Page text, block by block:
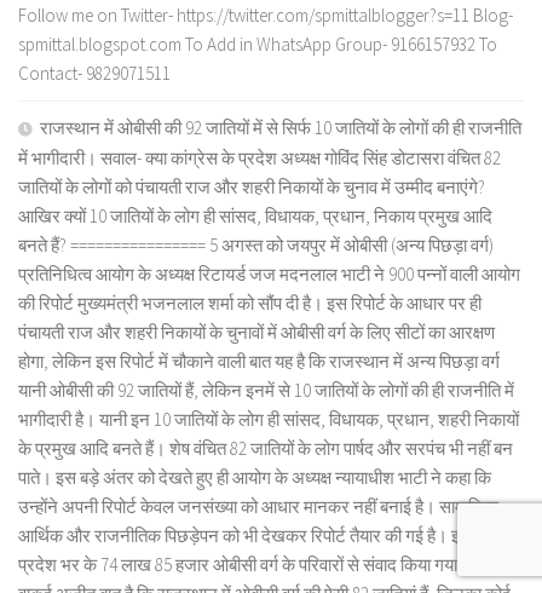
Follow me on Twitter- https://twitter.com/spmittalblogger?s=11 Blog-
spmittal.blogspot.com To Add in WhatsApp Group- 9166157932 To
Contact- 9829071511
राजस्थान में ओबीसी की 92 जातियों में से सिर्फ 10 जातियों के लोगों की ही राजनीति
में भागीदारी। सवाल- क्या कांग्रेस के प्रदेश अध्यक्ष गोविंद सिंह डोटासरा वंचित 82
जातियों के लोगों को पंचायती राज और शहरी निकायों के चुनाव में उम्मीद बनाएंगे?
आखिर क्यों 10 जातियों के लोग ही सांसद, विधायक, प्रधान, निकाय प्रमुख आदि
बनते हैं? ================ 5 अगस्त को जयपुर में ओबीसी (अन्य पिछड़ा वर्ग)
प्रतिनिधित्व आयोग के अध्यक्ष रिटायर्ड जज मदनलाल भाटी ने 900 पन्नों वाली आयोग
की रिपोर्ट मुख्यमंत्री भजनलाल शर्मा को सौंप दी है। इस रिपोर्ट के आधार पर ही
पंचायती राज और शहरी निकायों के चुनावों में ओबीसी वर्ग के लिए सीटों का आरक्षण
होगा, लेकिन इस रिपोर्ट में चौकाने वाली बात यह है कि राजस्थान में अन्य पिछड़ा वर्ग
यानी ओबीसी की 92 जातियों हैं, लेकिन इनमें से 10 जातियों के लोगों की ही राजनीति में
भागीदारी है। यानी इन 10 जातियों के लोग ही सांसद, विधायक, प्रधान, शहरी निकायों
के प्रमुख आदि बनते हैं। शेष वंचित 82 जातियों के लोग पार्षद और सरपंच भी नहीं बन
पाते। इस बड़े अंतर को देखते हुए ही आयोग के अध्यक्ष न्यायाधीश भाटी ने कहा कि
उन्होंने अपनी रिपोर्ट केवल जनसंख्या को आधार मानकर नहीं बनाई है। सामाजिक,
आर्थिक और राजनीतिक पिछड़ेपन को भी देखकर रिपोर्ट तैयार की गई है। इसके लिए
प्रदेश भर के 74 लाख 85 हजार ओबीसी वर्ग के परिवारों से संवाद किया गया है। यह